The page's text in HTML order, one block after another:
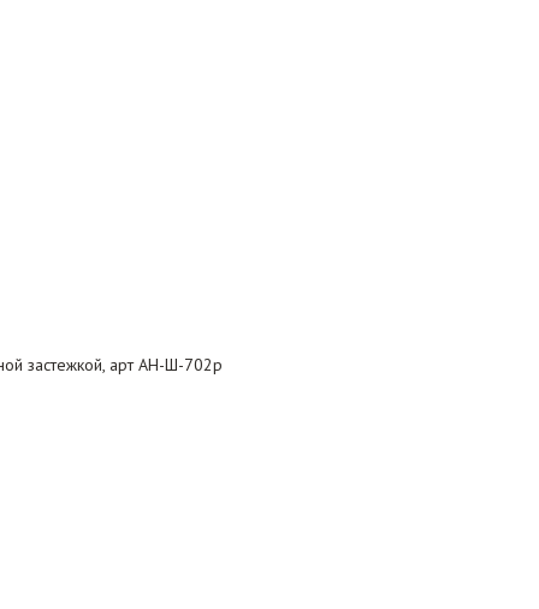
застежкой, арт АН-Ш-702р